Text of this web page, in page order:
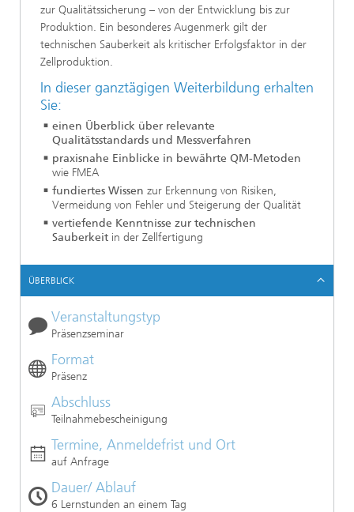
zur Qualitätssicherung – von der Entwicklung bis zur
Produktion. Ein besonderes Augenmerk gilt der
technischen Sauberkeit als kritischer Erfolgsfaktor in der
Zellproduktion.
In dieser ganztägigen Weiterbildung erhalten
Sie:
einen Überblick über relevante
Qualitätsstandards und Messverfahren
praxisnahe Einblicke in bewährte QM-Metoden
wie FMEA
fundiertes Wissen zur Erkennung von Risiken,
Vermeidung von Fehler und Steigerung der Qualität
vertiefende Kenntnisse zur technischen
Sauberkeit in der Zellfertigung
ÜBERBLICK
Veranstaltungstyp
Präsenzseminar
Format
Präsenz
Abschluss
Teilnahmebescheinigung
Termine, Anmeldefrist und Ort
auf Anfrage
Dauer/ Ablauf
6 Lernstunden an einem Tag